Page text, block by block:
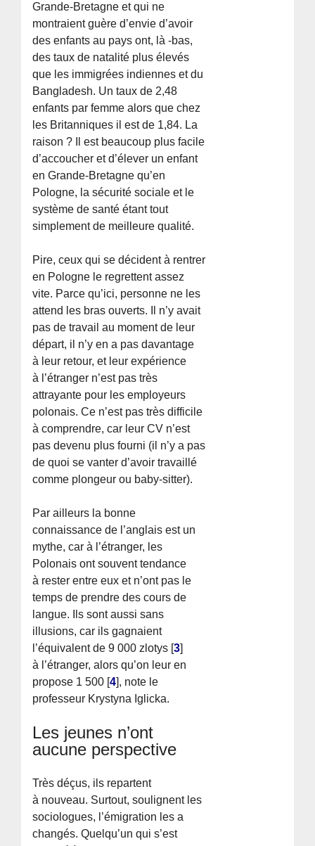
Grande-Bretagne et qui ne
montraient guère d’envie d’avoir
des enfants au pays ont, là -bas,
des taux de natalité plus élevés
que les immigrées indiennes et du
Bangladesh. Un taux de 2,48
enfants par femme alors que chez
les Britanniques il est de 1,84. La
raison ? Il est beaucoup plus facile
d’accoucher et d’élever un enfant
en Grande-Bretagne qu’en
Pologne, la sécurité sociale et le
système de santé étant tout
simplement de meilleure qualité.
Pire, ceux qui se décident à rentrer
en Pologne le regrettent assez
vite. Parce qu’ici, personne ne les
attend les bras ouverts. Il n’y avait
pas de travail au moment de leur
départ, il n’y en a pas davantage
à leur retour, et leur expérience
à l’étranger n’est pas très
attrayante pour les employeurs
polonais. Ce n’est pas très difficile
à comprendre, car leur CV n’est
pas devenu plus fourni (il n’y a pas
de quoi se vanter d’avoir travaillé
comme plongeur ou baby-sitter).
Par ailleurs la bonne
connaissance de l’anglais est un
mythe, car à l’étranger, les
Polonais ont souvent tendance
à rester entre eux et n’ont pas le
temps de prendre des cours de
langue. Ils sont aussi sans
illusions, car ils gagnaient
l’équivalent de 9 000 zlotys [3
à l’étranger, alors qu’on leur en
propose 1 500 [4 , note le
professeur Krystyna Iglicka.
Les jeunes n’ont
aucune perspective
Très déçus, ils repartent
à nouveau. Surtout, soulignent les
sociologues, l’émigration les a
changés. Quelqu’un qui s’est